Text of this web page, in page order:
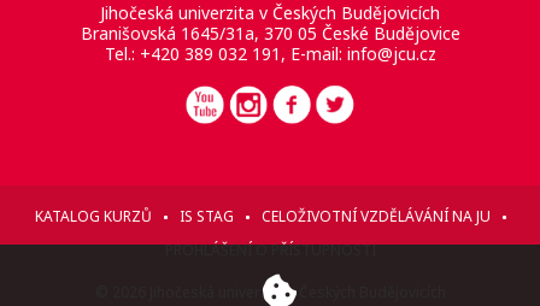
Jihočeská univerzita v Českých Budějovicích
Branišovská 1645/31a, 370 05 České Budějovice
Tel.: +420 389 032 191, E-mail: info@jcu.cz
KATALOG KURZŮ IS STAG
CELOŽIVOTNÍ VZDĚLÁVÁNÍ NA JU
PROHLÁŠENÍ O PŘÍSTUPNOSTI
© 2026 Jihočeská univerzita v Českých Budějovicích